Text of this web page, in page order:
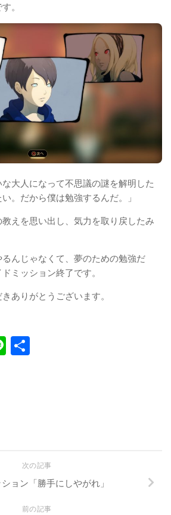
。
な大人になって不思議の謎を解明した
。だから僕は勉強するんだ。」
えを思い出し、気力を取り戻したみ
んじゃなくて、夢のための勉強だ
ミッション終了です。
ありがとうございます。
Line
次の記事
ョン「勝手にしやがれ」
前の記事